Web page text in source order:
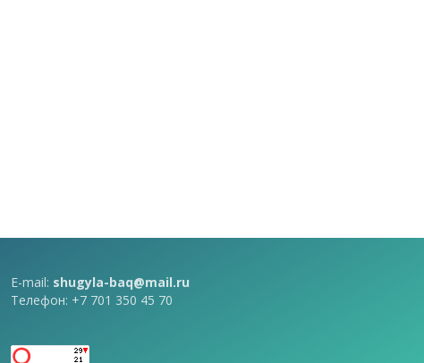
E-mail: shugyla-baq@mail.ru
Телефон: +7 701 350 45 70